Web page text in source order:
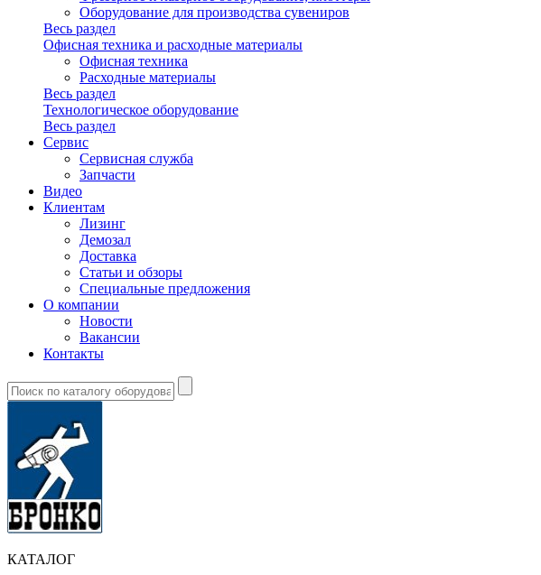
Оборудование для производства сувениров
Весь раздел
Офисная техника и расходные материалы
Офисная техника
Расходные материалы
Весь раздел
Технологическое оборудование
Весь раздел
Сервис
Сервисная служба
Запчасти
Видео
Клиентам
Лизинг
Демозал
Доставка
Статьи и обзоры
Специальные предложения
О компании
Новости
Вакансии
Контакты
КАТАЛОГ